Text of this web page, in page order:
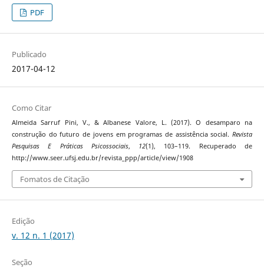
PDF
Publicado
2017-04-12
Como Citar
Almeida Sarruf Pini, V., & Albanese Valore, L. (2017). O desamparo na
construção do futuro de jovens em programas de assistência social.Revista
Pesquisas E Práticas Psicossociais, 12(1), 103–119. Recuperado de
http://www.seer.ufsj.edu.br/revista_ppp/article/view/1908
Fomatos de Citação
Edição
v. 12 n. 1 (2017)
Seção